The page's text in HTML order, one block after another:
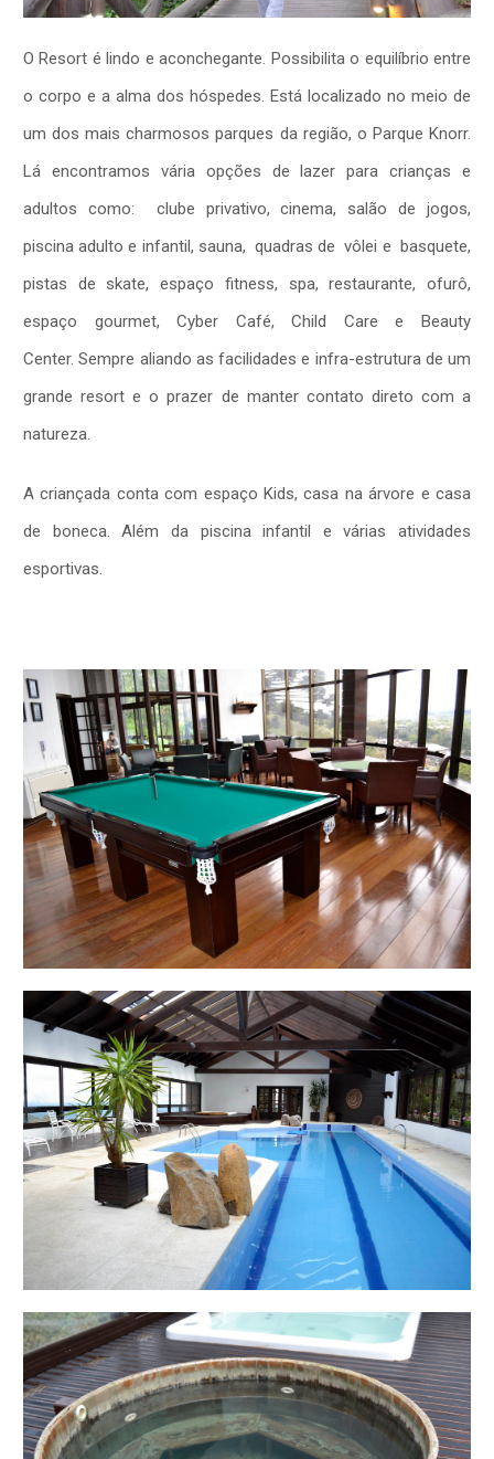
O Resort é lindo e aconchegante. Possibilita o equilíbrio entre
o corpo e a alma dos hóspedes. Está localizado no meio de
um dos mais charmosos parques da região, o Parque Knorr.
Lá encontramos vária opções de lazer para crianças e
adultos como: clube privativo, cinema, salão de jogos,
piscina adulto e infantil, sauna, quadras de vôlei e basquete,
pistas de skate, espaço fitness, spa, restaurante, ofurô,
espaço gourmet, Cyber Café, Child Care e Beauty
Center. Sempre aliando as facilidades e infra-estrutura de um
grande resort e o prazer de manter contato direto com a
natureza.
A criançada conta com espaço Kids, casa na árvore e casa
de boneca. Além da piscina infantil e várias atividades
esportivas.